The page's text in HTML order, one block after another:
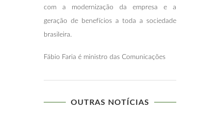
com a modernização da empresa e a
geração de benefícios a toda a sociedade
brasileira.
Fábio Faria é ministro das Comunicações
OUTRAS NOTÍCIAS